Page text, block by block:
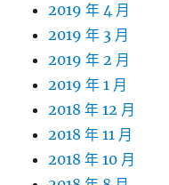
2019 年 4 月
2019 年 3 月
2019 年 2 月
2019 年 1 月
2018 年 12 月
2018 年 11 月
2018 年 10 月